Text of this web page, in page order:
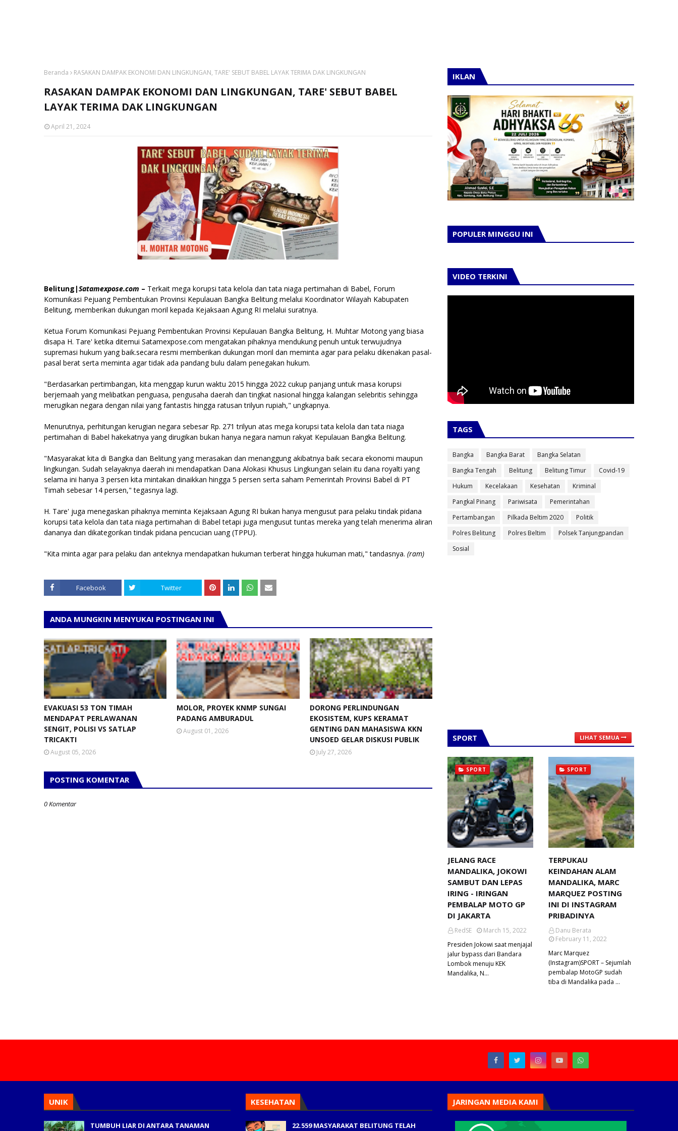
Beranda RASAKAN DAMPAK EKONOMI DAN LINGKUNGAN, TARE' SEBUT BABEL LAYAK TERIMA DAK LINGKUNGAN
RASAKAN DAMPAK EKONOMI DAN LINGKUNGAN, TARE' SEBUT BABEL
LAYAK TERIMA DAK LINGKUNGAN
April 21, 2024
Belitung|Satamexpose.com – Terkait mega korupsi tata kelola dan tata niaga pertimahan di Babel, Forum
Komunikasi Pejuang Pembentukan Provinsi Kepulauan Bangka Belitung melalui Koordinator Wilayah Kabupaten
Belitung, memberikan dukungan moril kepada Kejaksaan Agung RI melalui suratnya.
Ketua Forum Komunikasi Pejuang Pembentukan Provinsi Kepulauan Bangka Belitung, H. Muhtar Motong yang biasa
disapa H. Tare' ketika ditemui Satamexpose.com mengatakan pihaknya mendukung penuh untuk terwujudnya
supremasi hukum yang baik.secara resmi memberikan dukungan moril dan meminta agar para pelaku dikenakan pasal-
pasal berat serta meminta agar tidak ada pandang bulu dalam penegakan hukum.
"Berdasarkan pertimbangan, kita menggap kurun waktu 2015 hingga 2022 cukup panjang untuk masa korupsi
berjemaah yang melibatkan penguasa, pengusaha daerah dan tingkat nasional hingga kalangan selebritis sehingga
merugikan negara dengan nilai yang fantastis hingga ratusan trilyun rupiah," ungkapnya.
Menurutnya, perhitungan kerugian negara sebesar Rp. 271 trilyun atas mega korupsi tata kelola dan tata niaga
pertimahan di Babel hakekatnya yang dirugikan bukan hanya negara namun rakyat Kepulauan Bangka Belitung.
"Masyarakat kita di Bangka dan Belitung yang merasakan dan menanggung akibatnya baik secara ekonomi maupun
lingkungan. Sudah selayaknya daerah ini mendapatkan Dana Alokasi Khusus Lingkungan selain itu dana royalti yang
selama ini hanya 3 persen kita mintakan dinaikkan hingga 5 persen serta saham Pemerintah Provinsi Babel di PT
Timah sebesar 14 persen," tegasnya lagi.
H. Tare' juga menegaskan pihaknya meminta Kejaksaan Agung RI bukan hanya mengusut para pelaku tindak pidana
korupsi tata kelola dan tata niaga pertimahan di Babel tetapi juga mengusut tuntas mereka yang telah menerima aliran
dananya dan dikategorikan tindak pidana pencucian uang (TPPU).
"Kita minta agar para pelaku dan anteknya mendapatkan hukuman terberat hingga hukuman mati," tandasnya. (ram)
Facebook Twitter
ANDA MUNGKIN MENYUKAI POSTINGAN INI
EVAKUASI 53 TON TIMAH
MENDAPAT PERLAWANAN
SENGIT, POLISI VS SATLAP
TRICAKTI
August 05, 2026
MOLOR, PROYEK KNMP SUNGAI
PADANG AMBURADUL
August 01, 2026
DORONG PERLINDUNGAN
EKOSISTEM, KUPS KERAMAT
GENTING DAN MAHASISWA KKN
UNSOED GELAR DISKUSI PUBLIK
July 27, 2026
POSTING KOMENTAR
0 Komentar
IKLAN
POPULER MINGGU INI
VIDEO TERKINI
TAGS
Bangka Bangka Barat
Bangka Selatan
Bangka Tengah
Belitung Belitung Timur
Covid-19
Hukum
Kecelakaan Kesehatan
Kriminal
Pangkal Pinang
Pariwisata
Pemerintahan
Pertambangan
Pilkada Beltim 2020
Politik
Polres Belitung
Polres Beltim
Polsek Tanjungpandan
Sosial
SPORT LIHAT SEMUA
SPORT
JELANG RACE
MANDALIKA, JOKOWI
SAMBUT DAN LEPAS
IRING - IRINGAN
PEMBALAP MOTO GP
DI JAKARTA
RedSE
March 15, 2022
Presiden Jokowi saat menjajal
jalur bypass dari Bandara
Lombok menuju KEK
Mandalika, N…
SPORT
TERPUKAU
KEINDAHAN ALAM
MANDALIKA, MARC
MARQUEZ POSTING
INI DI INSTAGRAM
PRIBADINYA
Danu Berata
February 11, 2022
Marc Marquez
(Instagram)SPORT – Sejumlah
pembalap MotoGP sudah
tiba di Mandalika pada …
UNIK
TUMBUH LIAR DI ANTARA TANAMAN
KESEHATAN
22.559 MASYARAKAT BELITUNG TELAH
JARINGAN MEDIA KAMI